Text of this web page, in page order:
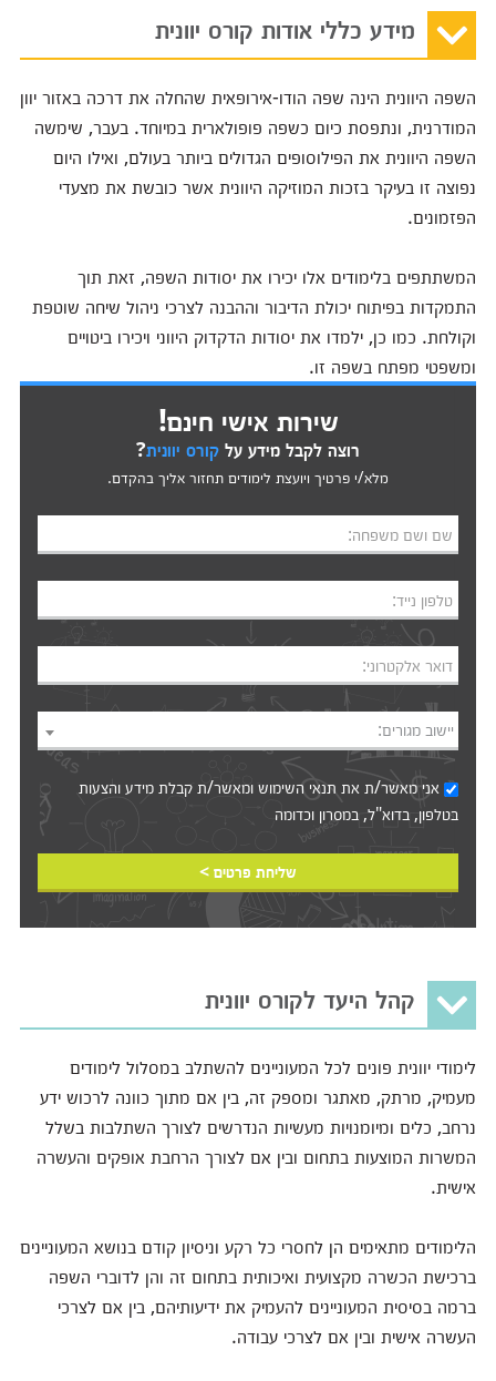
מידע כללי אודות קורס יוונית
השפה היוונית הינה שפה הודו-אירופאית שהחלה את דרכה באזור יוון
המודרנית, ונתפסת כיום כשפה פופולארית במיוחד. בעבר, שימשה
השפה היוונית את הפילוסופים הגדולים ביותר בעולם, ואילו היום
נפוצה זו בעיקר בזכות המוזיקה היוונית אשר כובשת את מצעדי
הפזמונים.
המשתתפים בלימודים אלו יכירו את יסודות השפה, זאת תוך
התמקדות בפיתוח יכולת הדיבור וההבנה לצרכי ניהול שיחה שוטפת
וקולחת. כמו כן, ילמדו את יסודות הדקדוק היווני ויכירו ביטויים
ומשפטי מפתח בשפה זו.
שירות אישי חינם!
רוצה לקבל מידע על קורס יוונית?
מלא/י פרטיך ויועצת לימודים תחזור אליך בהקדם.
שם ושם משפחה:
טלפון נייד:
דואר אלקטרוני:
יישוב מגורים:
אני מאשר/ת אתתנאי השימושומאשר/ת קבלת מידע והצעות
בטלפון, בדוא"ל, במסרון וכדומה‎‎
שליחת פרטים >
קהל היעד לקורס יוונית
לימודי יוונית פונים לכל המעוניינים להשתלב במסלול לימודים
מעמיק, מרתק, מאתגר ומספק זה, בין אם מתוך כוונה לרכוש ידע
נרחב, כלים ומיומנויות מעשיות הנדרשים לצורך השתלבות בשלל
המשרות המוצעות בתחום ובין אם לצורך הרחבת אופקים והעשרה
אישית.
הלימודים מתאימים הן לחסרי כל רקע וניסיון קודם בנושא המעוניינים
ברכישת הכשרה מקצועית ואיכותית בתחום זה והן לדוברי השפה
ברמה בסיסית המעוניינים להעמיק את ידיעותיהם, בין אם לצרכי
העשרה אישית ובין אם לצרכי עבודה.